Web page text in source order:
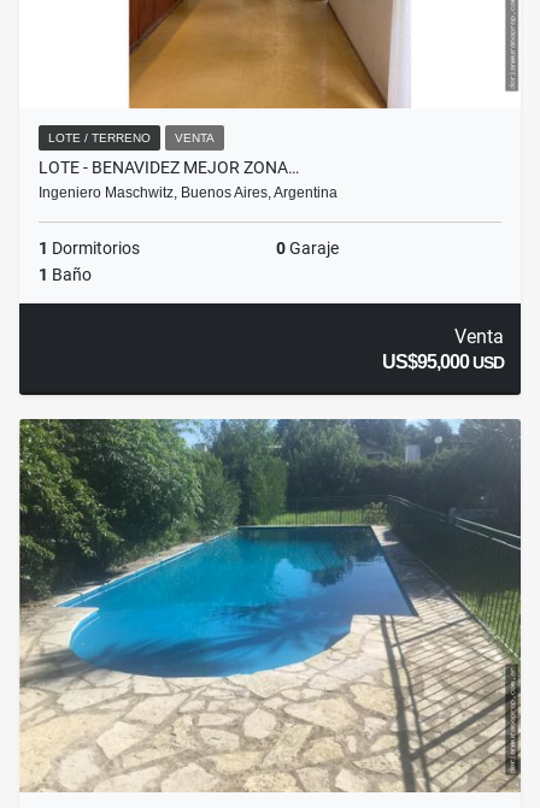
LOTE / TERRENO VENTA
LOTE - BENAVIDEZ MEJOR ZONA…
Ingeniero Maschwitz, Buenos Aires, Argentina
1 Dormitorios 0Garaje
1 Baño
Venta
US$95,000USD